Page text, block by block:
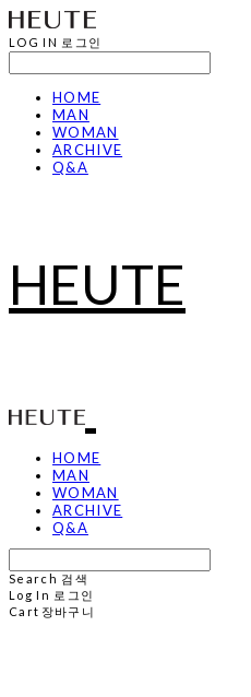
LOG IN 로그인
HOME
MAN
WOMAN
ARCHIVE
Q&A
HEUTE
HOME
MAN
WOMAN
ARCHIVE
Q&A
Search 검색
Log In 로그인
Cart 장바구니